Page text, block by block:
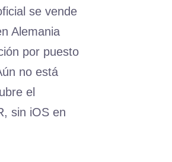
se vende
Alemania
por puesto
no está
el
sin iOS en